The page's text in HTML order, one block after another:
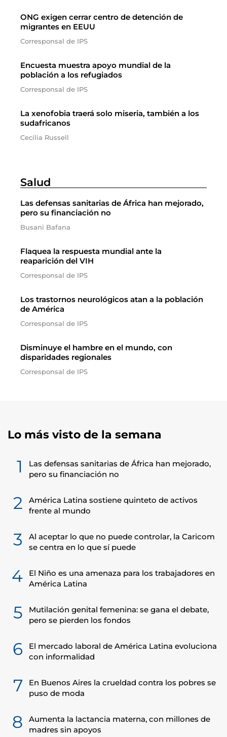
ONG exigen cerrar centro de detención de
migrantes en EEUU
Corresponsal de IPS
Encuesta muestra apoyo mundial de la
población a los refugiados
Corresponsal de IPS
La xenofobia traerá solo miseria, también a los
sudafricanos
Cecilia Russell
Salud
Las defensas sanitarias de África han mejorado,
pero su financiación no
Busani Bafana
Flaquea la respuesta mundial ante la
reaparición del VIH
Corresponsal de IPS
Los trastornos neurológicos atan a la población
de América
Corresponsal de IPS
Disminuye el hambre en el mundo, con
disparidades regionales
Corresponsal de IPS
Lo más visto de la semana
1
Las defensas sanitarias de África han mejorado,
pero su financiación no
2
América Latina sostiene quinteto de activos
frente al mundo
3
Al aceptar lo que no puede controlar, la Caricom
se centra en lo que sí puede
4
El Niño es una amenaza para los trabajadores en
América Latina
5
Mutilación genital femenina: se gana el debate,
pero se pierden los fondos
6
El mercado laboral de América Latina evoluciona
con informalidad
7
En Buenos Aires la crueldad contra los pobres se
puso de moda
8
Aumenta la lactancia materna, con millones de
madres sin apoyos